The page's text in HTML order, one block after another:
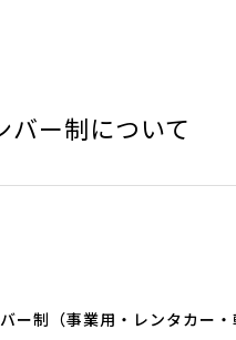
バー制について
ー制（事業用・レンタカー